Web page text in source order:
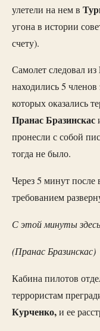
улетели на нем в
угона в истории
счету).
Самолет следовал из
находились 5
которых оказались
Пранас Бразинскас
пронесли с собой
тогда не было.
Через 5 минут после
требованием
С этой минуты
(Пранас Бразинскас)
Кабина пилотов
террористам
Курченко,и ее